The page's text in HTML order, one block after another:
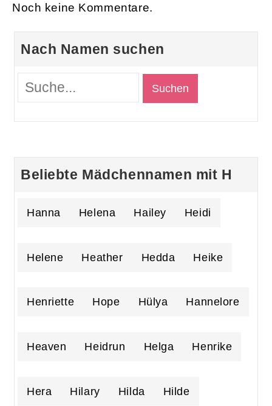
Noch keine Kommentare.
Nach Namen suchen
Beliebte Mädchennamen mit H
Hanna Helena Hailey Heidi
Helene Heather Hedda Heike
Henriette Hope Hülya Hannelore
Heaven Heidrun Helga Henrike
Hera Hilary Hilda Hilde